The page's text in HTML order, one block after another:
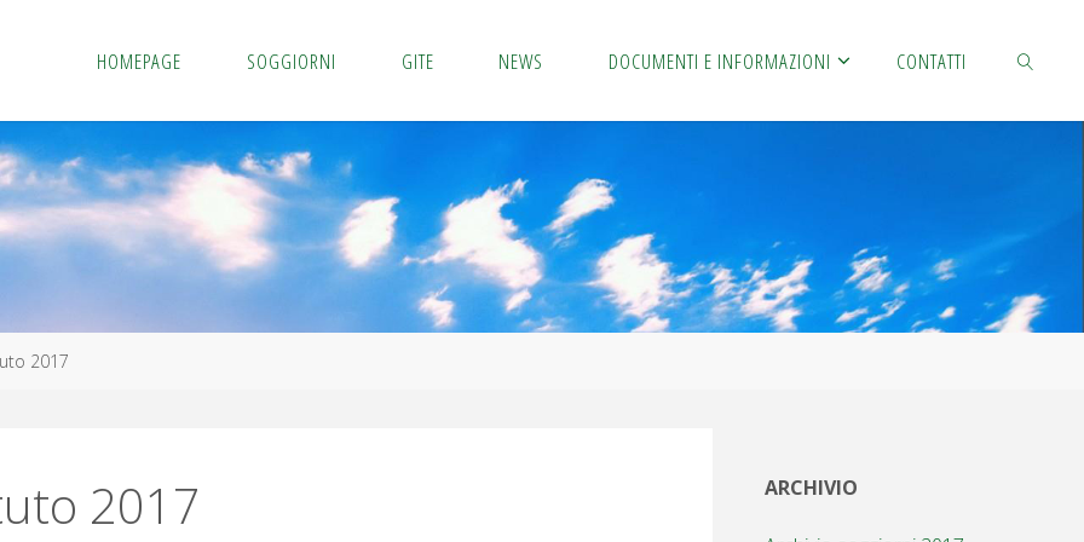
HOMEPAGE SOGGIORNI GITE NEWS DOCUMENTI E INFORMAZIONI CONTATTI
2017
2017 ARCHIVIO